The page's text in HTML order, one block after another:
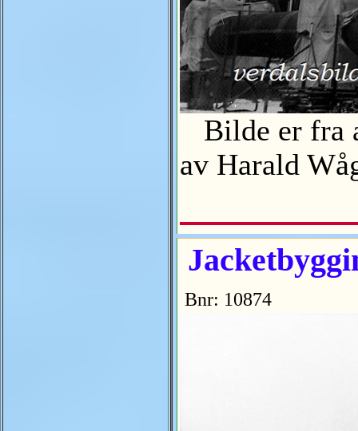
Bilde er fra
av Harald
Bnr: 10874